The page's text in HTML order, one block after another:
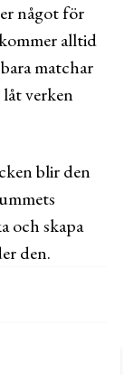
något för
alltid
matchar
verken
blir den
och skapa
den.